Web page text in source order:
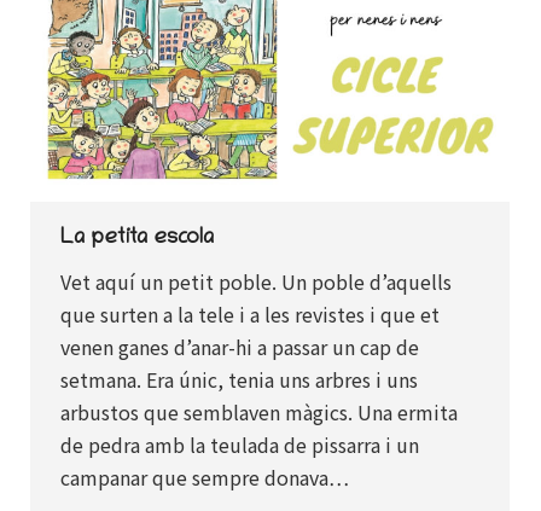
La petita escola
Vet aquí un petit poble. Un poble d’aquells
que surten a la tele i a les revistes i que et
venen ganes d’anar-hi a passar un cap de
setmana. Era únic, tenia uns arbres i uns
arbustos que semblaven màgics. Una ermita
de pedra amb la teulada de pissarra i un
campanar que sempre donava…